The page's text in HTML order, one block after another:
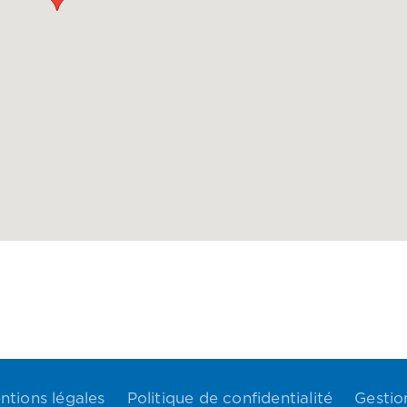
légales Politique de confidentialité